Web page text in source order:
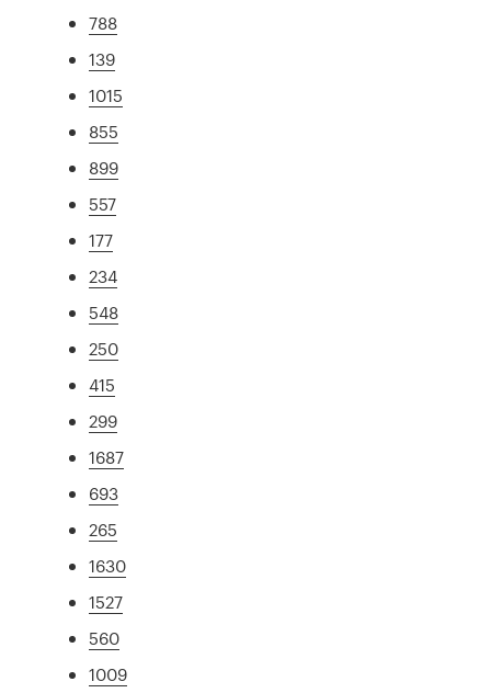
788
139
1015
855
899
557
177
234
548
250
415
299
1687
693
265
1630
1527
560
1009